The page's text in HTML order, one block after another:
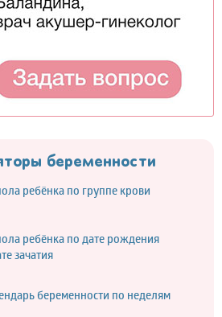
беременности
ребёнка по группе крови
ребёнка по дате рождения
зачатия
беременности по неделям